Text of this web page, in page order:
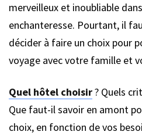
merveilleux et inoubliable
enchanteresse. Pourtant, il
décider à faire un choix pour
voyage avec votre famille et
Quel hôtel choisir? Quels
Que faut-il savoir en amont
choix, en fonction de vos